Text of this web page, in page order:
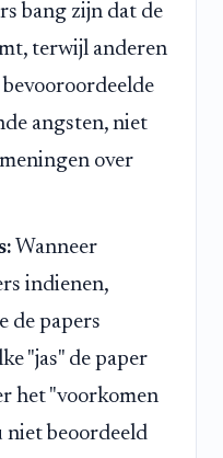
bang zijn dat de
terwijl anderen
angsten, niet
over
Wanneer
indienen,
de papers
"jas" de paper
het "voorkomen
niet beoordeeld